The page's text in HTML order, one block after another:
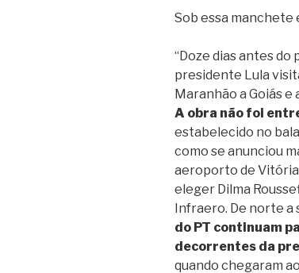
Sob essa manchete
“Doze dias antes
presidente Lula
Maranhão a Goiás
A obra não foi
estabelecido no
como se anunciou
aeroporto de
eleger Dilma
Infraero. De norte a
do PT continuam
decorrentes da
quando chegaram